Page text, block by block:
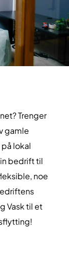
Trenger
gamle
lokal
bedrift til
noe
Vask til et